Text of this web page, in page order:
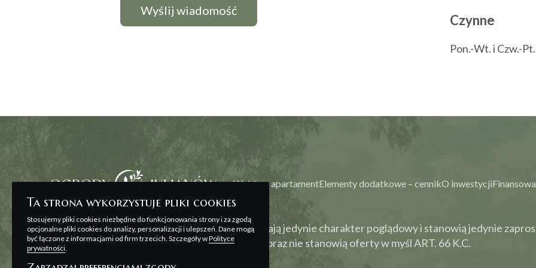
Czynne
Pon.-Wt. i Czw.-
Wybierz apartamentElementy dodatkowe – cennikO inwestycji
Wszelkie prezentowane na stronie materiały mają jedynie charakter poglądowy i stanowią jedynie
zawarcia umowy, o której mowa w ART. 71 K.C. oraz nie stanowią oferty w myśl ART. 66 K.C.
Ta strona wykorzystuje pliki cookies
Stosujemy pliki cookies niezbędne do funkcjonowania strony i za zgodą
opcjonalne pliki cookies do analizy, personalizacji i ulepszeń. Dane mogą
być łączone z informacjami od firm trzecich. Szczegóły wPolityce
prywatności.